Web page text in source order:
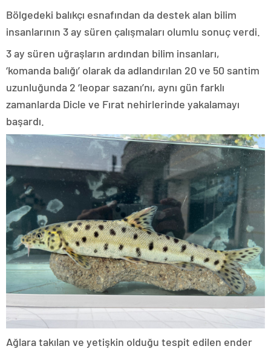
Bölgedeki balıkçı esnafından da destek alan bilim
insanlarının 3 ay süren çalışmaları olumlu sonuç verdi.
3 ay süren uğraşların ardından bilim insanları,
‘komanda balığı’ olarak da adlandırılan 20 ve 50 santim
uzunluğunda 2 ‘leopar sazanı’nı, aynı gün farklı
zamanlarda Dicle ve Fırat nehirlerinde yakalamayı
başardı.
Ağlara takılan ve yetişkin olduğu tespit edilen ender